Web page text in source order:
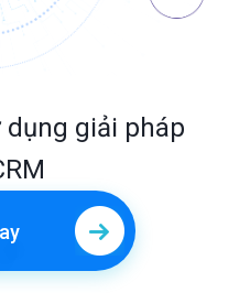
giải pháp